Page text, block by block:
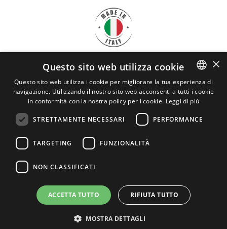
SCARICA
LA BROCHURE
CRYO SERVICE
Cryo Service Srl - P.I. 03898120963
cryoservice@legalmail.it
ITALIAN
×
Questo sito web utilizza cookie
Questo sito web utilizza i cookie per migliorare la tua esperienza di
navigazione. Utilizzando il nostro sito web acconsenti a tutti i cookie
in conformità con la nostra policy per i cookie. Leggi di più
STRETTAMENTE NECESSARI PERFORMANCE
TARGETING FUNZIONALITÀ
NON CLASSIFICATI
ACCETTA TUTTO RIFIUTA TUTTO
MOSTRA DETTAGLI